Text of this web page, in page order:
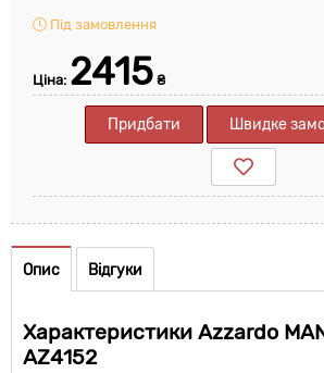
Під замовлення
Ціна: 2415 ₴
Придбати Швидке
Опис Відгуки
Характеристики Azzardo
AZ4152